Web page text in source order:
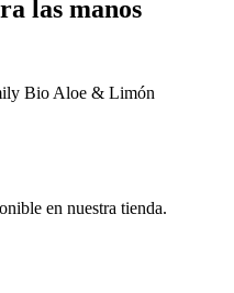
las manos
Bio Aloe & Limón
en nuestra tienda.